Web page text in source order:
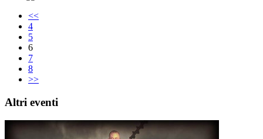
<<
4
5
6
7
8
>>
Altri eventi